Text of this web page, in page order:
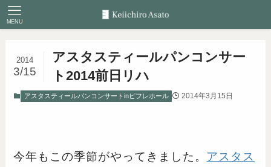
MENU
アスタスティールパンコンサー
ト2014前日リハ
2014
3/15
アスタスティールパンコンサートinピフレホール 2014年3月15日
今年もこの季節がやってきました。 アスタス